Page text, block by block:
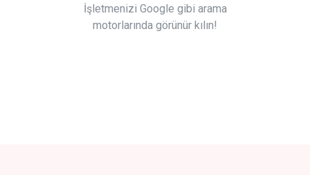
İşletmenizi Google gibi arama
motorlarında görünür kılın!